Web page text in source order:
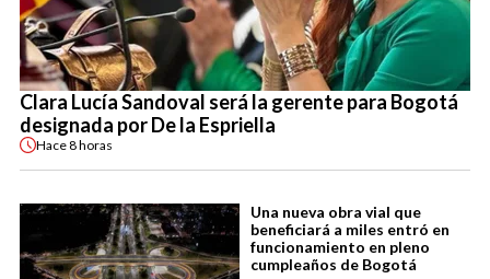
Clara Lucía Sandoval será la gerente para Bogotá
designada por De la Espriella
Hace8 horas
Una nueva obra vial que
beneficiará a miles entró en
funcionamiento en pleno
cumpleaños de Bogotá